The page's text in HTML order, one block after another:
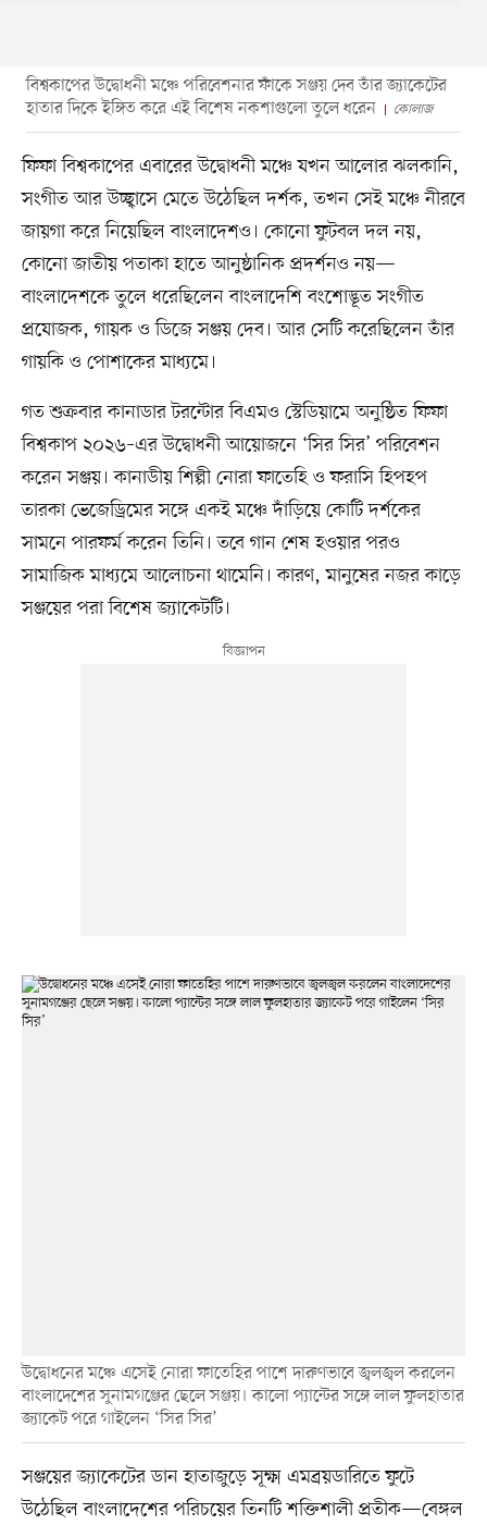
বিশ্বকাপের উদ্বোধনী মঞ্চে পরিবেশনার ফাঁকে সঞ্জয় দেব তাঁর জ্যাকেটের
হাতার দিকে ইঙ্গিত করে এই বিশেষ নকশাগুলো তুলে ধরেন
কোলাজ
ফিফা বিশ্বকাপের এবারের উদ্বোধনী মঞ্চে যখন আলোর ঝলকানি,
সংগীত আর উচ্ছ্বাসে মেতে উঠেছিল দর্শক, তখন সেই মঞ্চে নীরবে
জায়গা করে নিয়েছিল বাংলাদেশও। কোনো ফুটবল দল নয়,
কোনো জাতীয় পতাকা হাতে আনুষ্ঠানিক প্রদর্শনও নয়—
বাংলাদেশকে তুলে ধরেছিলেন বাংলাদেশি বংশোদ্ভূত সংগীত
প্রযোজক, গায়ক ও ডিজে সঞ্জয় দেব। আর সেটি করেছিলেন তাঁর
গায়কি ও পোশাকের মাধ্যমে।
গত শুক্রবার কানাডার টরন্টোর বিএমও স্টেডিয়ামে অনুষ্ঠিত ফিফা
বিশ্বকাপ ২০২৬–এর উদ্বোধনী আয়োজনে ‘সির সির’ পরিবেশন
করেন সঞ্জয়। কানাডীয় শিল্পী নোরা ফাতেহি ও ফরাসি হিপহপ
তারকা ভেজেড্রিমের সঙ্গে একই মঞ্চে দাঁড়িয়ে কোটি দর্শকের
সামনে পারফর্ম করেন তিনি। তবে গান শেষ হওয়ার পরও
সামাজিক মাধ্যমে আলোচনা থামেনি। কারণ, মানুষের নজর কাড়ে
সঞ্জয়ের পরা বিশেষ জ্যাকেটটি।
উদ্বোধনের মঞ্চে এসেই নোরা ফাতেহির পাশে দারুণভাবে জ্বলজ্বল করলেন
বাংলাদেশের সুনামগঞ্জের ছেলে সঞ্জয়। কালো প্যান্টের সঙ্গে লাল ফুলহাতার
জ্যাকেট পরে গাইলেন ‘সির সির’
সঞ্জয়ের জ্যাকেটের ডান হাতাজুড়ে সূক্ষ্ম এমব্রয়ডারিতে ফুটে
উঠেছিল বাংলাদেশের পরিচয়ের তিনটি শক্তিশালী প্রতীক—বেঙ্গল